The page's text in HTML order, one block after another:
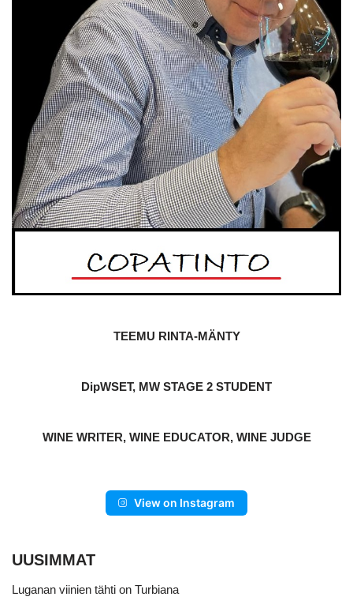
TEEMU RINTA-MÄNTY
DipWSET, MW STAGE 2 STUDENT
WINE WRITER, WINE EDUCATOR, WINE JUDGE
View on Instagram
UUSIMMAT
Luganan viinien tähti on Turbiana